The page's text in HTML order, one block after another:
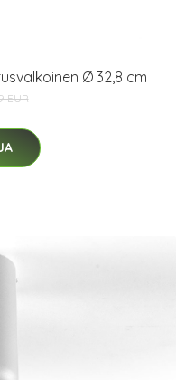
Ø 32,8 cm
EUR